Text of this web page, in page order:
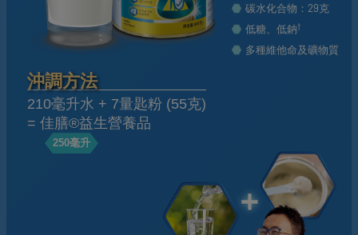
碳水化合物：29克
低糖、低鈉†
多種維他命及礦物質
沖調方法
210毫升水 + 7量匙粉 (55克)
= 佳膳®益生營養品
250毫升